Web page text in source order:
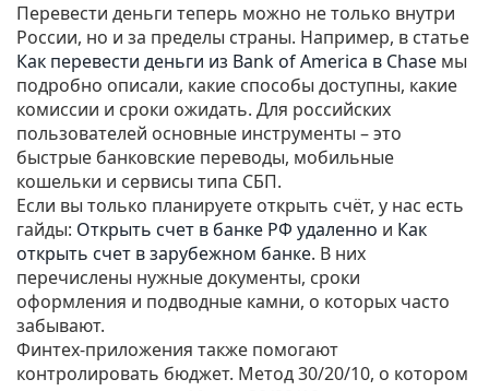
Перевести деньги теперь можно не только внутри
России, но и за пределы страны. Например, в статье
Как перевести деньги из Bank of America в Chase мы
подробно описали, какие способы доступны, какие
комиссии и сроки ожидать. Для российских
пользователей основные инструменты – это
быстрые банковские переводы, мобильные
кошельки и сервисы типа СБП.
Если вы только планируете открыть счёт, у нас есть
гайды: Открыть счет в банке РФ удаленно и Как
открыть счет в зарубежном банке. В них
перечислены нужные документы, сроки
оформления и подводные камни, о которых часто
забывают.
Финтех‑приложения также помогают
контролировать бюджет. Метод 30/20/10, о котором